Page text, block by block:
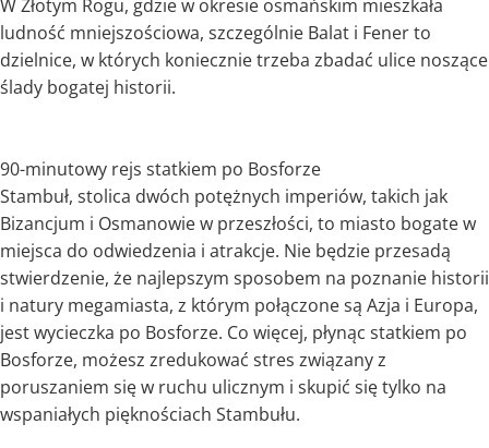
W Złotym Rogu, gdzie w okresie osmańskim mieszkała
ludność mniejszościowa, szczególnie Balat i Fener to
dzielnice, w których koniecznie trzeba zbadać ulice noszące
ślady bogatej historii.
90-minutowy rejs statkiem po Bosforze
Stambuł, stolica dwóch potężnych imperiów, takich jak
Bizancjum i Osmanowie w przeszłości, to miasto bogate w
miejsca do odwiedzenia i atrakcje. Nie będzie przesadą
stwierdzenie, że najlepszym sposobem na poznanie historii
i natury megamiasta, z którym połączone są Azja i Europa,
jest wycieczka po Bosforze. Co więcej, płynąc statkiem po
Bosforze, możesz zredukować stres związany z
poruszaniem się w ruchu ulicznym i skupić się tylko na
wspaniałych pięknościach Stambułu.